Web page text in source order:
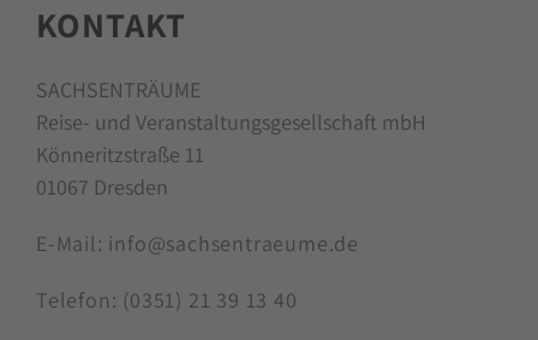
KONTAKT
SACHSENTRÄUME
Reise- und Veranstaltungsgesellschaft mbH
Könneritzstraße 11
01067 Dresden
E-Mail: info@sachsentraeume.de
Telefon: (0351) 21 39 13 40